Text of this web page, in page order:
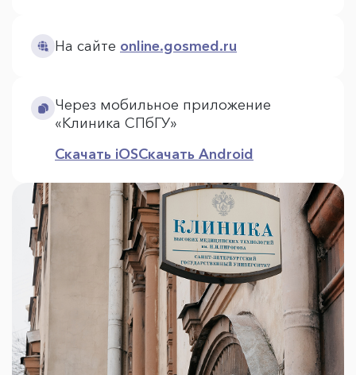
На сайте online.gosmed.ru
Через мобильное приложение
«Клиника СПбГУ»
Скачать iOSСкачать Android